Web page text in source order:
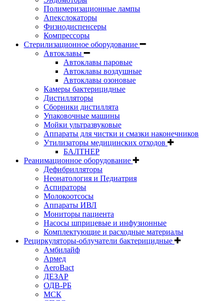
Полимеризационные лампы
Апекслокаторы
Физиодиспенсеры
Компрессоры
Стерилизационное оборудование
Автоклавы
Автоклавы паровые
Автоклавы воздушные
Автоклавы озоновые
Камеры бактерицидные
Дистилляторы
Сборники дистиллята
Упаковочные машины
Мойки ультразвуковые
Аппараты для чистки и смазки наконечников
Утилизаторы медицинских отходов
БАЛТНЕР
Реанимационное оборудование
Дефибрилляторы
Неонатология и Педиатрия
Аспираторы
Молокоотсосы
Аппараты ИВЛ
Мониторы пациента
Насосы шприцевые и инфузионные
Комплектующие и расходные материалы
Рециркуляторы-облучатели бактерицидные
Амбилайф
Армед
AeroBact
ДЕЗАР
ОДВ-РБ
МСК